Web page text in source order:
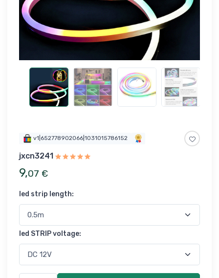
v1|652778902066|1031015786152
jxcn3241
9,07 €
led strip length:
led STRIP voltage: